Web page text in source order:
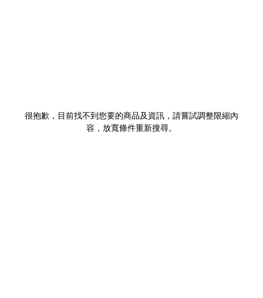
很抱歉，目前找不到您要的商品及資訊，請嘗試調整限縮內
容，放寬條件重新搜尋。